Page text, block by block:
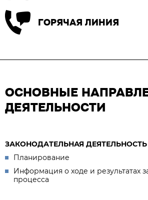
ГОРЯЧАЯ ЛИНИЯ
ОСНОВНЫЕ
ДЕЯТЕЛЬНОСТИ
ЗАКОНОДАТЕЛЬНАЯ ДЕЯТЕЛЬНОСТЬ
Планирование
Информация о ходе и результатах
процесса